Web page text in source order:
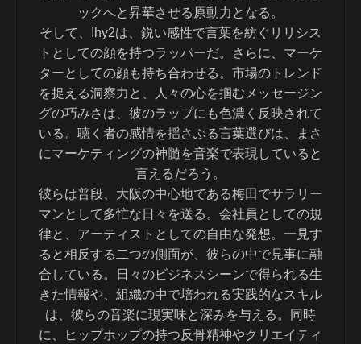
ックへと昇華させる原動力となる。
そして、!hy2は、鋭い感性で言葉を紡ぐリリシス
トとしての顔を持つラッパーだ。さらに、マーケ
ターとしての顔も持ち合わせる。市場のトレンド
を捉える洞察力と、人々の心を掴むメッセージン
グの巧みさは、彼のラップにも色濃く反映されて
いる。聴く者の感情を揺さぶる言葉選びは、まさ
にマーケティングの神髄を音楽で表現していると
言えるだろう。
彼らは普段、大阪の中心地である梅田でサラリー
マンとして多忙な日々を送る。会社員としての規
律と、アーティストとしての自由な発想。一見す
ると相反する二つの側面が、彼らの中で見事に融
合している。日々のビジネスシーンで得られる生
きた情報や、組織の中で培われる実践的なスキル
は、彼らの音楽に現実味と深みを与える。同時
に、ヒップホップの持つ反骨精神やクリエイティ